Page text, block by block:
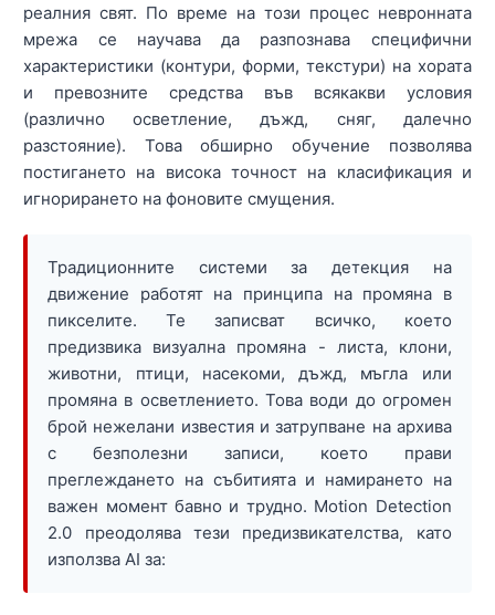
реалния свят. По време на този процес невронната
мрежа се научава да разпознава специфични
характеристики (контури, форми, текстури) на хората
и превозните средства във всякакви условия
(различно осветление, дъжд, сняг, далечно
разстояние). Това обширно обучение позволява
постигането на висока точност на класификация и
игнорирането на фоновите смущения.
Традиционните системи за детекция на
движение работят на принципа на промяна в
пикселите. Те записват всичко, което
предизвика визуална промяна - листа, клони,
животни, птици, насекоми, дъжд, мъгла или
промяна в осветлението. Това води до огромен
брой нежелани известия и затрупване на архива
с безполезни записи, което прави
преглеждането на събитията и намирането на
важен момент бавно и трудно. Motion Detection
2.0 преодолява тези предизвикателства, като
използва AI за: